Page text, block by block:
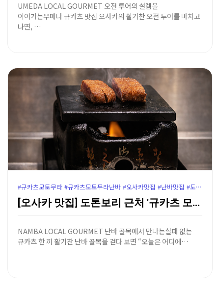
UMEDA LOCAL GOURMET 오전 투어의 설렘을
이어가는우메다 규카츠 맛집 오사카의 활기찬 오전 투어를 마치고
나면, …
#규카츠모토무라 #규카츠모토무라난바 #오사카맛집 #난바맛집 #도톤보리맛집 #오사카규카츠 #난바규카츠 #오사카여행코스 #오사카맛집추천 #도톤보리규카츠 #난바역맛집
[오사카 맛집] 도톤보리 근처 '규카츠 모토무라 난바점…
NAMBA LOCAL GOURMET 난바 골목에서 만나는실패 없는
규카츠 한 끼 활기찬 난바 골목을 걷다 보면 “오늘은 어디에…